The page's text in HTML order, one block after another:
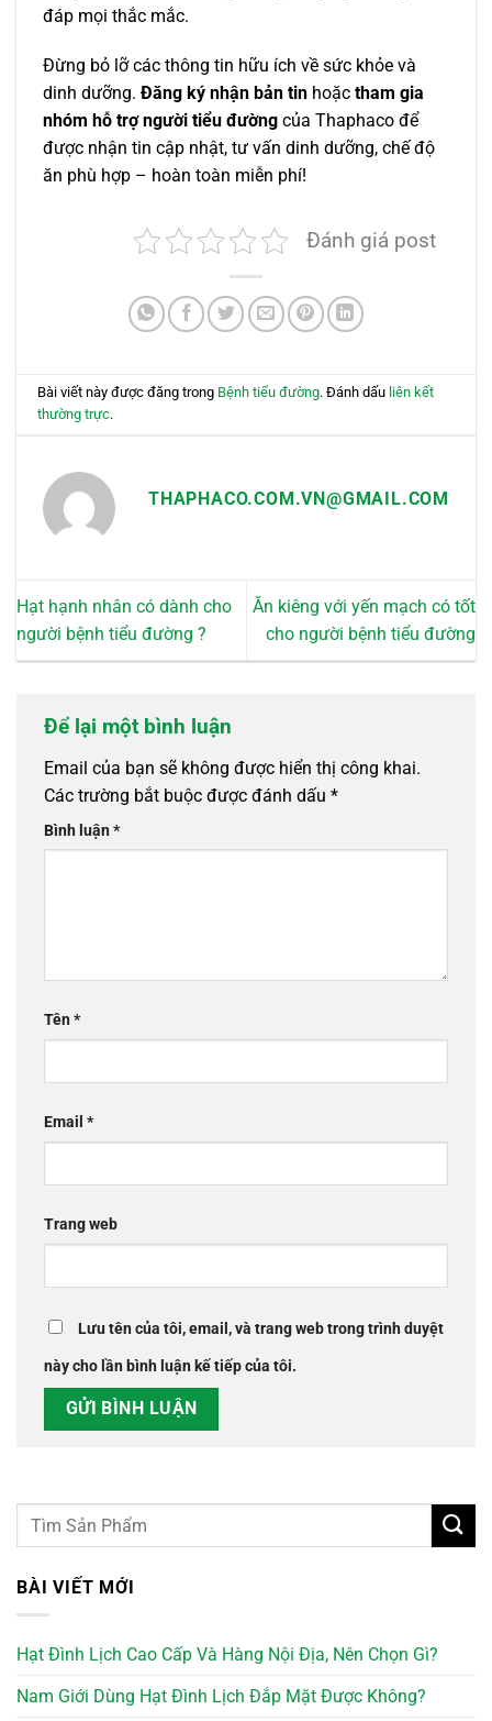
đáp mọi thắc mắc.
Đừng bỏ lỡ các thông tin hữu ích về sức khỏe và
dinh dưỡng. Đăng ký nhận bản tin hoặc tham gia
nhóm hỗ trợ người tiểu đường của Thaphaco để
được nhận tin cập nhật, tư vấn dinh dưỡng, chế độ
ăn phù hợp – hoàn toàn miễn phí!
Đánh giá post
Bài viết này được đăng trong Bệnh tiểu đường. Đánh dấu liên kết
thường trực.
THAPHACO.COM.VN@GMAIL.COM
Hạt hạnh nhân có dành cho
người bệnh tiểu đường ?
Ăn kiêng với yến mạch có tốt
cho người bệnh tiểu đường
Để lại một bình luận
Email của bạn sẽ không được hiển thị công khai.
Các trường bắt buộc được đánh dấu *
Bình luận*
Tên*
Email *
Trang web
Lưu tên của tôi, email, và trang web trong trình duyệt
này cho lần bình luận kế tiếp của tôi.
BÀI VIẾT MỚI
Hạt Đình Lịch Cao Cấp Và Hàng Nội Địa, Nên Chọn Gì?
Nam Giới Dùng Hạt Đình Lịch Đắp Mặt Được Không?